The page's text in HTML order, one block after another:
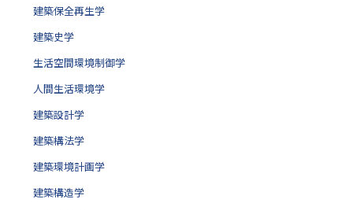
建築保全再生学
建築史学
生活空間環境制御学
人間生活環境学
建築設計学
建築構法学
建築環境計画学
建築構造学